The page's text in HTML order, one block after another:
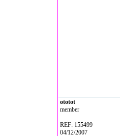
ototot
member
REF: 155499
04/12/2007